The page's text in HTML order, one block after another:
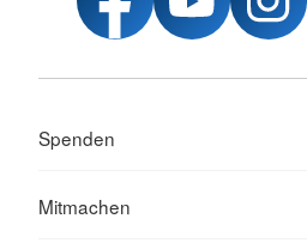
Spenden
Mitmachen